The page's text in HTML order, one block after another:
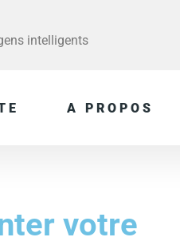
intelligents
A PROPOS
votre